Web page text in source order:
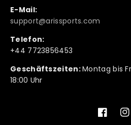
E-Mail:
support@arissports.com
Telefon:
+44 7723856453
Geschäftszeiten:Montag bis
18:00 Uhr
Facebook